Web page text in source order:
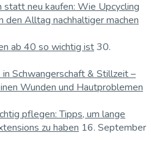
statt neu kaufen: Wie Upcycling
den Alltag nachhaltiger machen
ab 40 so wichtig ist30.
Schwangerschaft & Stillzeit –
Wunden und Hautproblemen
pflegen: Tipps, um lange
zu haben 16. September